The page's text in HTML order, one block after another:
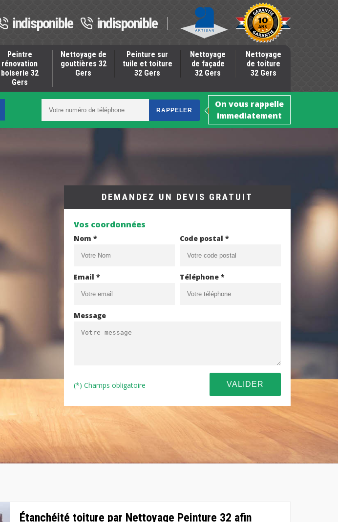
indisponible indisponible
Peintre
rénovation
boiserie 32
Gers
Nettoyage de
gouttières 32
Gers
Peinture sur
tuile et toiture
32 Gers
Nettoyage
de façade
32 Gers
Nettoyage
de toiture
32 Gers
On vous rappelle
immediatement
DEMANDEZ UN DEVIS GRATUIT
Vos coordonnées
Nom * Code postal *
Email * Téléphone *
Message
(*) Champs obligatoire
Étanchéité toiture par Nettoyage Peinture 32 afin